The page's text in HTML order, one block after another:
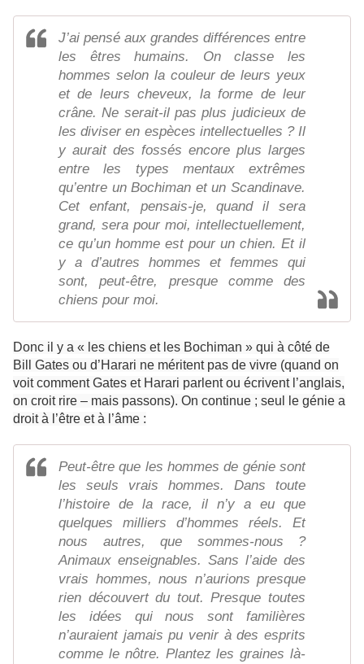
J’ai pensé aux grandes différences entre
les êtres humains. On classe les
hommes selon la couleur de leurs yeux
et de leurs cheveux, la forme de leur
crâne. Ne serait-il pas plus judicieux de
les diviser en espèces intellectuelles ? Il
y aurait des fossés encore plus larges
entre les types mentaux extrêmes
qu’entre un Bochiman et un Scandinave.
Cet enfant, pensais-je, quand il sera
grand, sera pour moi, intellectuellement,
ce qu’un homme est pour un chien. Et il
y a d’autres hommes et femmes qui
sont, peut-être, presque comme des
chiens pour moi.
Donc il y a « les chiens et les Bochiman » qui à côté de
Bill Gates ou d’Harari ne méritent pas de vivre (quand on
voit comment Gates et Harari parlent ou écrivent l’anglais,
on croit rire – mais passons). On continue ; seul le génie a
droit à l’être et à l’âme :
Peut-être que les hommes de génie sont
les seuls vrais hommes. Dans toute
l’histoire de la race, il n’y a eu que
quelques milliers d’hommes réels. Et
nous autres, que sommes-nous ?
Animaux enseignables. Sans l’aide des
vrais hommes, nous n’aurions presque
rien découvert du tout. Presque toutes
les idées qui nous sont familières
n’auraient jamais pu venir à des esprits
comme le nôtre. Plantez les graines là-